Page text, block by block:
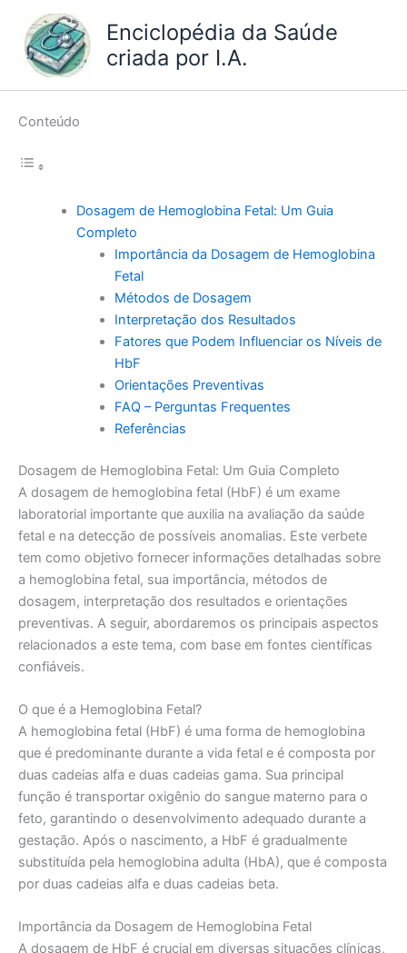
conteúdo
Enciclopédia da Saúde
criada por I.A.
Conteúdo
Dosagem de Hemoglobina Fetal: Um Guia
Completo
Importância da Dosagem de Hemoglobina
Fetal
Métodos de Dosagem
Interpretação dos Resultados
Fatores que Podem Influenciar os Níveis de
HbF
Orientações Preventivas
FAQ – Perguntas Frequentes
Referências
Dosagem de Hemoglobina Fetal: Um Guia Completo
A dosagem de hemoglobina fetal (HbF) é um exame
laboratorial importante que auxilia na avaliação da saúde
fetal e na detecção de possíveis anomalias. Este verbete
tem como objetivo fornecer informações detalhadas sobre
a hemoglobina fetal, sua importância, métodos de
dosagem, interpretação dos resultados e orientações
preventivas. A seguir, abordaremos os principais aspectos
relacionados a este tema, com base em fontes científicas
confiáveis.
O que é a Hemoglobina Fetal?
A hemoglobina fetal (HbF) é uma forma de hemoglobina
que é predominante durante a vida fetal e é composta por
duas cadeias alfa e duas cadeias gama. Sua principal
função é transportar oxigênio do sangue materno para o
feto, garantindo o desenvolvimento adequado durante a
gestação. Após o nascimento, a HbF é gradualmente
substituída pela hemoglobina adulta (HbA), que é composta
por duas cadeias alfa e duas cadeias beta.
Importância da Dosagem de Hemoglobina Fetal
A dosagem de HbF é crucial em diversas situações clínicas,